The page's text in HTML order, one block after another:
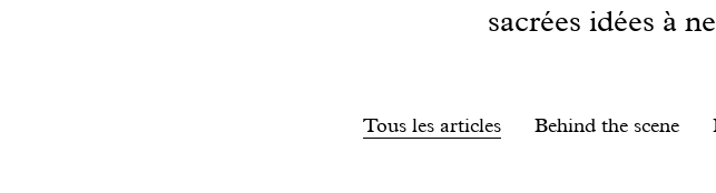
sacrées idées à
Tous les articles Behind the scene